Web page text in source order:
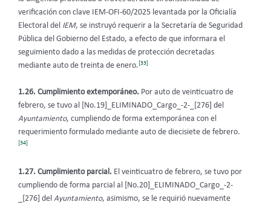
verificación con clave IEM-OFI-60/2025 levantada por la Oficialía
Electoral del IEM, se instruyó requerir a la Secretaría de Seguridad
Pública del Gobierno del Estado, a efecto de que informara el
seguimiento dado a las medidas de protección decretadas
mediante auto de treinta de enero.[33]
1.26. Cumplimiento extemporáneo. Por auto de veinticuatro de
febrero, se tuvo al [No.19]_ELIMINADO_Cargo_-2-_[276] del
Ayuntamiento, cumpliendo de forma extemporánea con el
requerimiento formulado mediante auto de diecisiete de febrero.
[34]
1.27. Cumplimiento parcial. El veinticuatro de febrero, se tuvo por
cumpliendo de forma parcial al [No.20]_ELIMINADO_Cargo_-2-
_[276] del Ayuntamiento, asimismo, se le requirió nuevamente